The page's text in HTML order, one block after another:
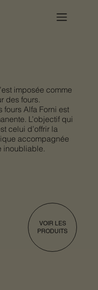
imposée comme
des fours.
fours Alfa Forni est
L’objectif qui
celui d’offrir la
accompagnée
inoubliable.
VOIR LES
PRODUITS